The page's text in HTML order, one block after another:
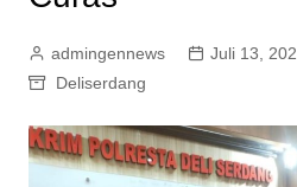
admingennews Juli 13,
Deliserdang